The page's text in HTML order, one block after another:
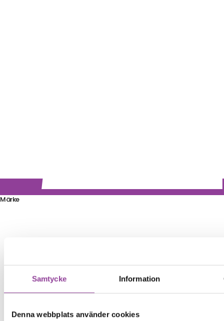
Samtycke Information
Denna webbplats använder cookies
Märke